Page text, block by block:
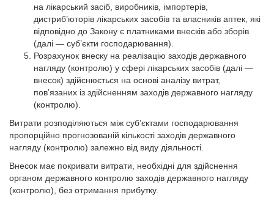
на лікарський засіб, виробників, імпортерів,
дистриб’юторів лікарських засобів та власників аптек, які
відповідно до Закону є платниками внесків або зборів
(далі — суб’єкти господарювання).
Розрахунок внеску на реалізацію заходів державного
нагляду (контролю) у сфері лікарських засобів (далі —
внесок) здійснюється на основі аналізу витрат,
пов’язаних із здійсненням заходів державного нагляду
(контролю).
Витрати розподіляються між суб’єктами господарювання
пропорційно прогнозованій кількості заходів державного
нагляду (контролю) залежно від виду діяльності.
Внесок має покривати витрати, необхідні для здійснення
органом державного контролю заходів державного нагляду
(контролю), без отримання прибутку.